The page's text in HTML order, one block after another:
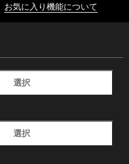
お気に入り機能について
選択
選択